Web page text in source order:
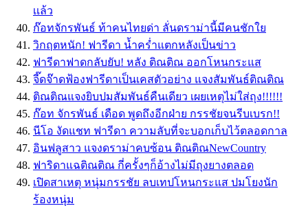
เเล้ว
ก๊อทจักรพันธ์ ท้าคนไทยด่า ลั่นดราม่านี้มีคนชักใย
วิกฤตหนัก! ฟารีดา น้ำคร่ำแตกหลังเป็นข่าว
ฟารีดาฟาดกลับยับ! หลัง ติณติณ ออกโหนกระแส
จี๊ดจ๊าดฟ้องฟารีดาเป็นเคสตัวอย่าง แจงสัมพันธ์ติณติณ
ติณติณแจงยิบปมสัมพันธ์คืนเดียว เผยเหตุไม่ใส่ถุง!!!!!!
ก๊อท จักรพันธ์ เดือด พูดถึงอีกฝ่าย กรรชัยจนรีบเบรก!!
นีโอ งัดแชท ฟารีดา ความลับที่จะบอกเก็บไว้ตลอดกาล
อินฟลูสาว แจงดราม่าคบซ้อน ติณติณNewCountry
ฟาริดาแฉติณติณ กี่ครั้งๆก็อ้างไม่มีถุงยางตลอด
เปิดสาเหตุ หนุ่มกรรชัย ลบเทปโหนกระแส ปมโยงนัก
ร้องหนุ่ม